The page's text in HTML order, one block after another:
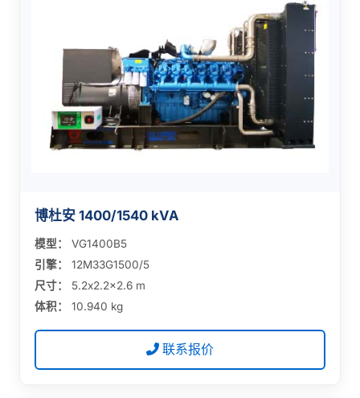
博杜安 1400/1540 kVA
模型：
VG1400B5
引擎：
12M33G1500/5
尺寸：
5.2x2.2x2.6 m
体积：
10.940 kg
联系报价